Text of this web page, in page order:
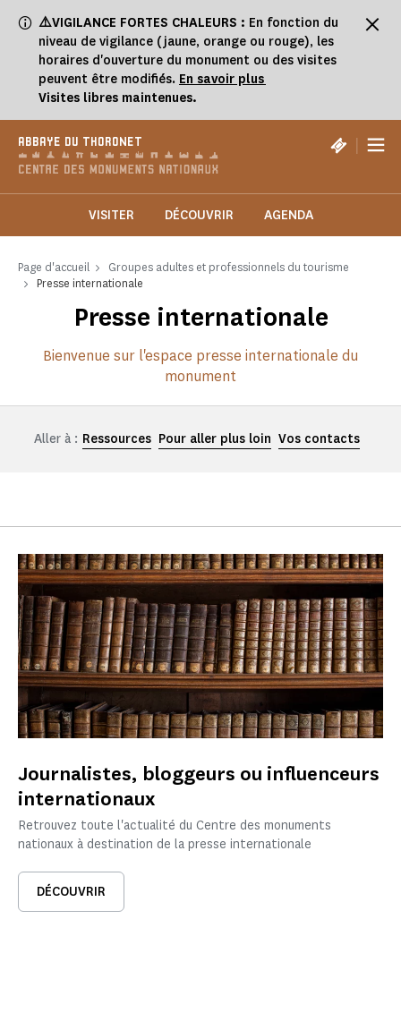
⚠️VIGILANCE FORTES CHALEURS : En fonction du
niveau de vigilance (jaune, orange ou rouge), les
horaires d'ouverture du monument ou des visites
peuvent être modifiés. En savoir plus
Visites libres maintenues.
ABBAYE DU THORONET |
VISITER DÉCOUVRIR AGENDA
Page d'accueil
Groupes adultes et professionnels du tourisme
Presse internationale
Presse internationale
Bienvenue sur l'espace presse internationale du
monument
Aller à : Ressources Pour aller plus loin Vos contacts
Journalistes, bloggeurs ou influenceurs
internationaux
Retrouvez toute l'actualité du Centre des monuments
nationaux à destination de la presse internationale
DÉCOUVRIR